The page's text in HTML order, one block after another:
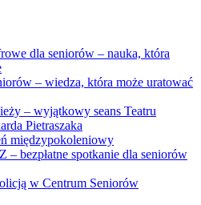
dla seniorów – nauka, która
– wiedza, która może uratować
– wyjątkowy seans Teatru
Pietraszaka
międzypokoleniowy
bezpłatne spotkanie dla seniorów
w Centrum Seniorów